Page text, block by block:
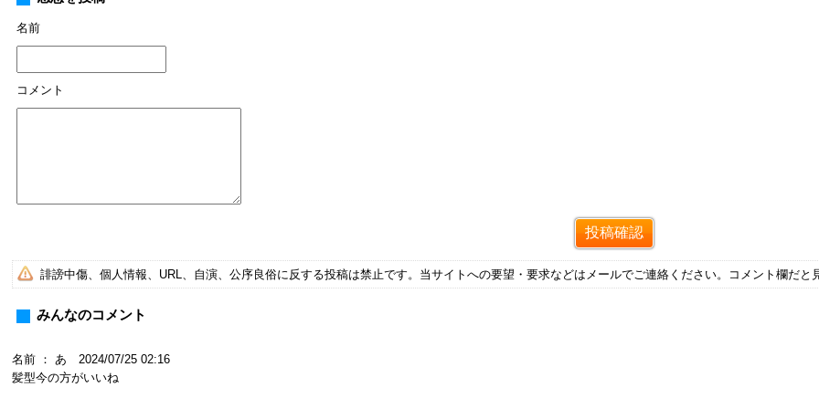
名前
コメント
誹謗中傷、個人情報、URL、自演、公序良俗に反する投稿は禁止です。当サイトへの要望・要求などはメールでご連絡ください。コメント欄だと
みんなのコメント
名前 ： あ 2024/07/25 02:16
髪型今の方がいいね